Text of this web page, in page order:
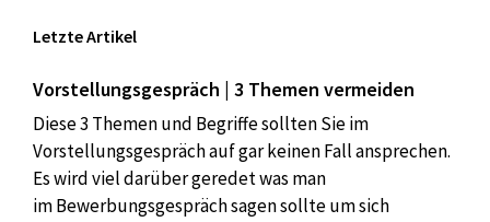
Letzte Artikel
Vorstellungsgespräch | 3 Themen vermeiden
Diese 3 Themen und Begriffe sollten Sie im
Vorstellungsgespräch auf gar keinen Fall ansprechen.
Es wird viel darüber geredet was man
im Bewerbungsgespräch sagen sollte um sich